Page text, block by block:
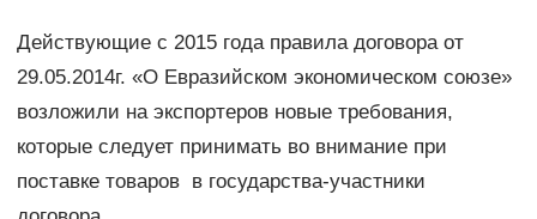
Действующие с 2015 года правила договора от
29.05.2014г. «О Евразийском экономическом союзе»
возложили на экспортеров новые требования,
которые следует принимать во внимание при
поставке товаров в государства-участники